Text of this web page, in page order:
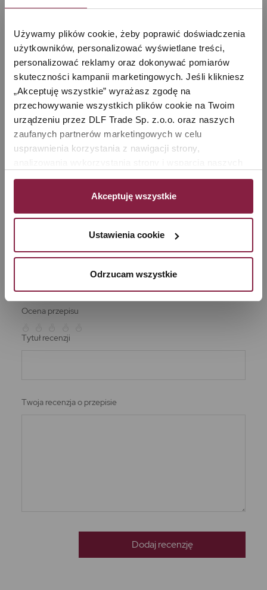
Używamy plików cookie, żeby poprawić doświadczenia
użytkowników, personalizować wyświetlane treści,
personalizować reklamy oraz dokonywać pomiarów
skuteczności kampanii marketingowych. Jeśli klikniesz
„Akceptuję wszystkie” wyrażasz zgodę na
przechowywanie wszystkich plików cookie na Twoim
urządzeniu przez DLF Trade Sp. z.o.o. oraz naszych
zaufanych partnerów marketingowych w celu
usprawnienia korzystania z nawigacji strony,
działań marketingowych. Możesz też zarządzać nimi
samodzielnie poprzez wybranie opcji „Ustawienia
prywatności. W związku z korzystaniem z cookies w
celu personalizacji reklam i dokonywania pomiarów
skuteczności kampanii marketingowych, dane mogą być
Akceptuję wszystkie
Ustawienia cookie
Odrzucam wszystkie
(0)
(0)
(0)
(0)
(0)
Podoba Ci się nasz przepis?
Dodaj recenzję
Ocena przepisu
Tytuł recenzji
Twoja recenzja o przepisie
Dodaj recenzję